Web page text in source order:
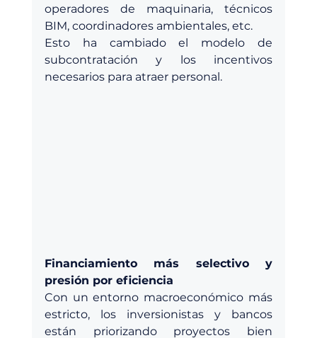
operadores de maquinaria, técnicos
BIM, coordinadores ambientales, etc.
Esto ha cambiado el modelo de
subcontratación y los incentivos
necesarios para atraer personal.
Financiamiento más selectivo y
presión por eficiencia
Con un entorno macroeconómico más
estricto, los inversionistas y bancos
están priorizando proyectos bien